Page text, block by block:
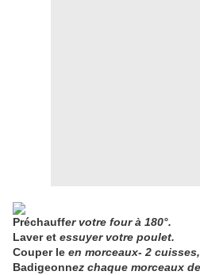
Préchauffer votre four à 180°.
Laver et essuyer votre poulet.
Couper le en morceaux- 2
Badigeonnez chaque morceaux